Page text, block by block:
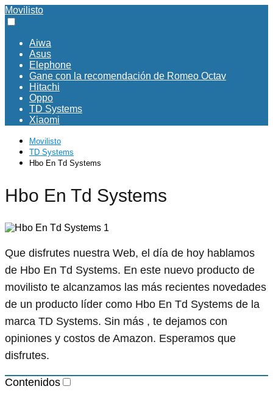
Movilisto
Aiwa
Asus
Elephone
Gane con la recomendación de Romeo Octav
Hitachi
Oppo
TD Systems
Xiaomi
Movilisto
TD Systems
Hbo En Td Systems
Hbo En Td Systems
Que disfrutes nuestra Web, el día de hoy hablamos
de Hbo En Td Systems. En este nuevo producto de
movilisto te alcanzamos las más recientes novedades
de un producto líder como Hbo En Td Systems de la
marca TD Systems. Sin más , te dejamos con
opiniones y costos de Amazon. Esperamos que
disfrutes.
Contenidos